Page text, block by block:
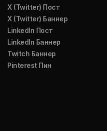
X (Twitter) Пост
X (Twitter) Баннер
LinkedIn Пост
LinkedIn Баннер
Twitch Баннер
Pinterest Пин